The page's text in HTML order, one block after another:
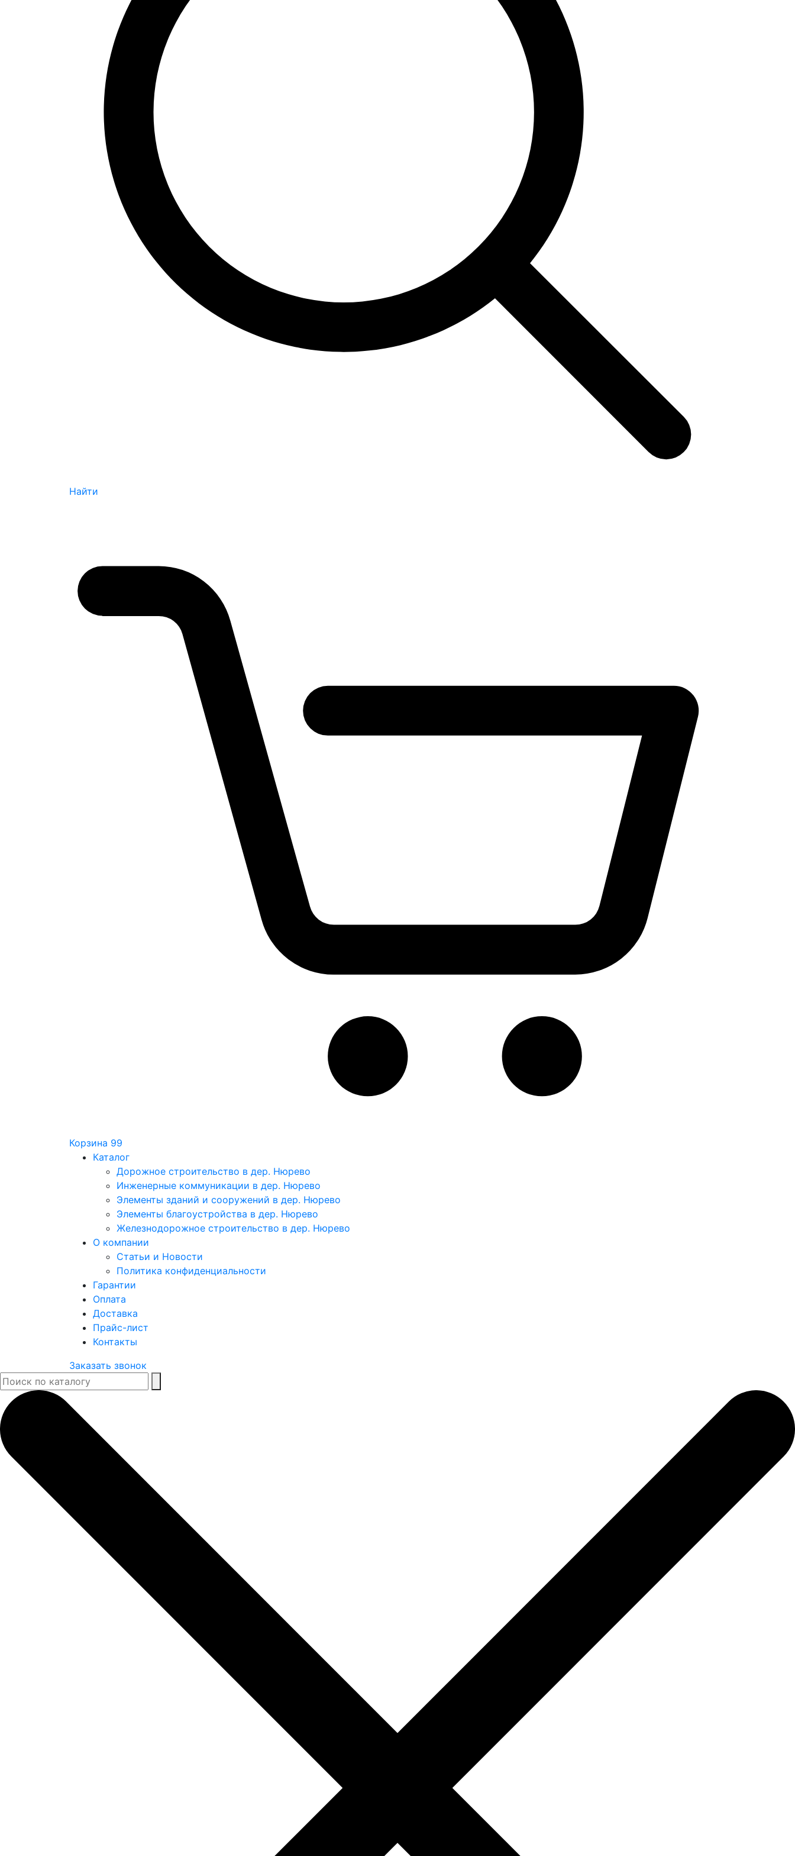
Найти
Корзина 99
Каталог
Дорожное строительство в дер. Нюрево
Инженерные коммуникации в дер. Нюрево
Элементы зданий и сооружений в дер. Нюрево
Элементы благоустройства в дер. Нюрево
Железнодорожное строительство в дер. Нюрево
О компании
Статьи и Новости
Политика конфиденциальности
Гарантии
Оплата
Доставка
Прайс-лист
Контакты
Заказать звонок